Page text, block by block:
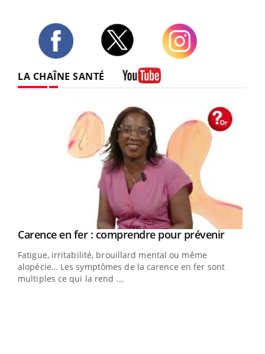
LA CHAÎNE SANTÉ
Youtube
Carence en fer : comprendre pour prévenirYoutube
Fatigue, irritabilité, brouillard mental ou même
alopécie… Les symptômes de la carence en fer sont
multiples ce qui la rend ...